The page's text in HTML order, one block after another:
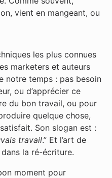
vient en mangeant, ou
les plus connues
marketers et auteurs
notre temps : pas besoin
ou d’apprécier ce
du bon travail, ou pour
quelque chose,
Son slogan est :
travail.” Et l’art de
la ré-écriture.
moment pour